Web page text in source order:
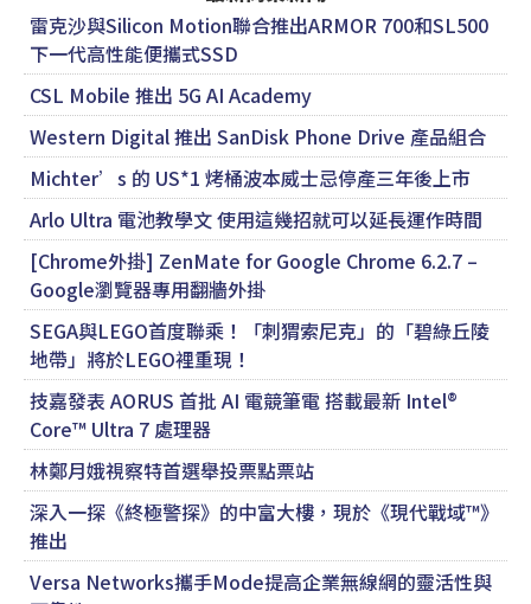
雷克沙與Silicon Motion聯合推出ARMOR 700和SL500
下一代高性能便攜式SSD
CSL Mobile 推出 5G AI Academy
Western Digital 推出 SanDisk Phone Drive 產品組合
Michter’s 的 US*1 烤桶波本威士忌停產三年後上市
Arlo Ultra 電池教學文 使用這幾招就可以延長運作時間
[Chrome外掛] ZenMate for Google Chrome 6.2.7 –
Google瀏覽器專用翻牆外掛
SEGA與LEGO首度聯乘！「刺猬索尼克」的「碧綠丘陵
地帶」將於LEGO裡重現！
技嘉發表 AORUS 首批 AI 電競筆電 搭載最新 Intel®
Core™ Ultra 7 處理器
林鄭月娥視察特首選舉投票點票站
深入一探《終極警探》的中富大樓，現於《現代戰域™》
推出
Versa Networks攜手Mode提高企業無線網的靈活性與